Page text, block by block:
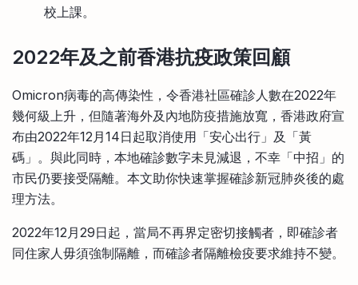
校上課。
2022年及之前香港抗疫政策回顧
Omicron病毒的高傳染性，令香港社區確診人數在2022年
幾何級上升，但隨著海外及內地防疫措施放寬，香港政府宣
布由2022年12月14日起取消使用「安心出行」及「黃
碼」。與此同時，本地確診數字未見減退，不幸「中招」的
市民仍要接受隔離。本文助你快速掌握確診新冠肺炎後的處
理方法。
2022年12月29日起，當局不再界定密切接觸者，即確診者
同住家人毋須強制隔離，而確診者隔離檢疫要求維持不變。